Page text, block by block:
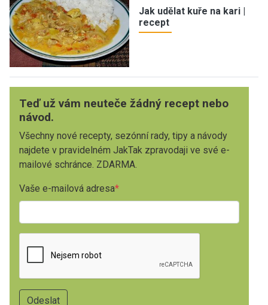
Jak udělat kuře na kari |
recept
Teď už vám neuteče žádný recept nebo
návod.
Všechny nové recepty, sezónní rady, tipy a návody
najdete v pravidelném JakTak zpravodaji ve své e-
mailové schránce. ZDARMA.
Vaše e-mailová adresa